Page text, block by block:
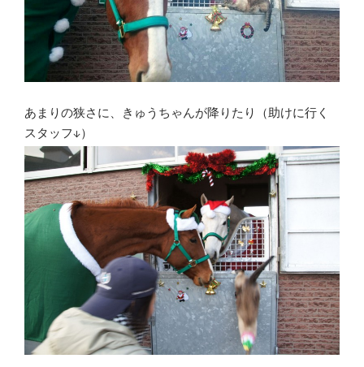
あまりの狭さに、きゅうちゃんが降りたり（助けに行く
スタッフ↓）